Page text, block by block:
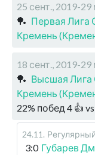
25 сент., 2019-
🏓 Первая Лига
Кремень
18 сент., 2019-
🏓 Высшая Лига
Кремень
22% побед 4 👍 vs
24.11 .
3:0 Губарев